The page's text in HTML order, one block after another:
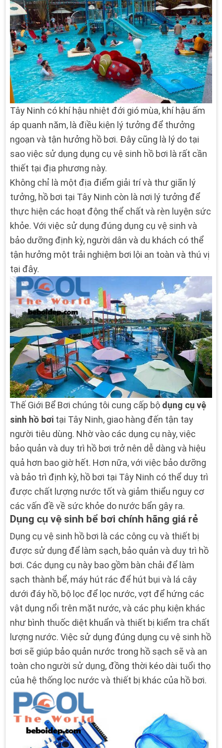
Tây Ninh có khí hậu nhiệt đới gió mùa, khí hậu ấm
áp quanh năm, là điều kiện lý tưởng để thưởng
ngoạn và tận hưởng hồ bơi. Đây cũng là lý do tại
sao việc sử dụng dụng cụ vệ sinh hồ bơi là rất cần
thiết tại địa phương này.
Không chỉ là một địa điểm giải trí và thư giãn lý
tưởng, hồ bơi tại Tây Ninh còn là nơi lý tưởng để
thực hiện các hoạt động thể chất và rèn luyện sức
khỏe. Với việc sử dụng đúng dụng cụ vệ sinh và
bảo dưỡng định kỳ, người dân và du khách có thể
tận hưởng một trải nghiệm bơi lội an toàn và thú vị
tại đây.
Thế Giới Bể Bơi chúng tôi cung cấp bộ dụng cụ vệ
sinh hồ bơi tại Tây Ninh, giao hàng đến tận tay
người tiêu dùng. Nhờ vào các dụng cụ này, việc
bảo quản và duy trì hồ bơi trở nên dễ dàng và hiệu
quả hơn bao giờ hết. Hơn nữa, với việc bảo dưỡng
và bảo trì định kỳ, hồ bơi tại Tây Ninh có thể duy trì
được chất lượng nước tốt và giảm thiểu nguy cơ
các vấn đề về sức khỏe do nước bẩn gây ra.
Dụng cụ vệ sinh bể bơi chính hãng giá rẻ
Dụng cụ vệ sinh hồ bơi là các công cụ và thiết bị
được sử dụng để làm sạch, bảo quản và duy trì hồ
bơi. Các dụng cụ này bao gồm bàn chải để làm
sạch thành bể, máy hút rác để hút bụi và lá cây
dưới đáy hồ, bộ lọc để lọc nước, vợt để hứng các
vật dụng nổi trên mặt nước, và các phụ kiện khác
như bình thuốc diệt khuẩn và thiết bị kiểm tra chất
lượng nước. Việc sử dụng đúng dụng cụ vệ sinh hồ
bơi sẽ giúp bảo quản nước trong hồ sạch sẽ và an
toàn cho người sử dụng, đồng thời kéo dài tuổi thọ
của hệ thống lọc nước và thiết bị khác của hồ bơi.